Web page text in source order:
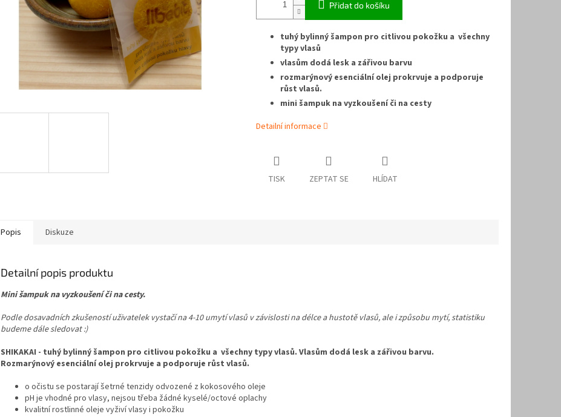
Přidat do košíku
tuhý bylinný šampon pro citlivou pokožku a všechny
typy vlasů
vlasům dodá lesk a zářivou barvu
rozmarýnový esenciální olej prokrvuje a podporuje
růst vlasů.
mini šampuk na vyzkoušení či na cesty
Detailní informace
TISK ZEPTAT SE HLÍDAT
Popis Diskuze
Detailní popis produktu
Mini šampuk na vyzkoušení či na cesty.
Podle dosavadních zkušeností uživatelek vystačí na 4-10 umytí vlasů v závislosti na délce a hustotě vlasů, ale i způsobu mytí, statistiku
budeme dále sledovat :)
SHIKAKAI - tuhý bylinný šampon pro citlivou pokožku a všechny typy vlasů. Vlasům dodá lesk a zářivou barvu.
Rozmarýnový esenciální olej prokrvuje a podporuje růst vlasů.
o očistu se postarají šetrné tenzidy odvozené z kokosového oleje
pH je vhodné pro vlasy, nejsou třeba žádné kyselé/octové oplachy
kvalitní rostlinné oleje vyživí vlasy i pokožku